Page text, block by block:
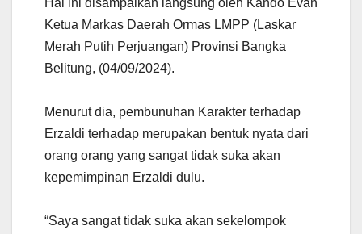
Ketua Markas Daerah Ormas LMPP (Laskar
Merah Putih Perjuangan) Provinsi Bangka
Belitung, (04/09/2024).
Menurut dia, pembunuhan Karakter terhadap
Erzaldi terhadap merupakan bentuk nyata dari
orang orang yang sangat tidak suka akan
kepemimpinan Erzaldi dulu.
“Saya sangat tidak suka akan sekelompok